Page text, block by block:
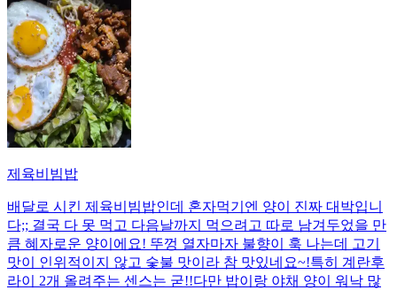
제육비빔밥
배달로 시킨 제육비빔밥인데 혼자먹기엔 양이 진짜 대박입니
다;; 결국 다 못 먹고 다음날까지 먹으려고 따로 남겨두었을 만
큼 혜자로운 양이에요! 뚜껑 열자마자 불향이 훅 나는데 고기
맛이 인위적이지 않고 숯불 맛이라 참 맛있네요~!특히 계란후
라이 2개 올려주는 센스는 굳!! ​다만 밥이랑 야채 양이 워낙 많